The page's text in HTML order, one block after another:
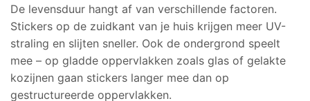
De levensduur hangt af van verschillende factoren.
Stickers op de zuidkant van je huis krijgen meer UV-
straling en slijten sneller. Ook de ondergrond speelt
mee – op gladde oppervlakken zoals glas of gelakte
kozijnen gaan stickers langer mee dan op
gestructureerde oppervlakken.